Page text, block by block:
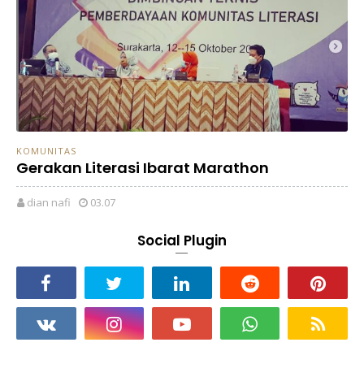
KOMUNITAS
Gerakan Literasi Ibarat Marathon
dian nafi 03.07
Social Plugin